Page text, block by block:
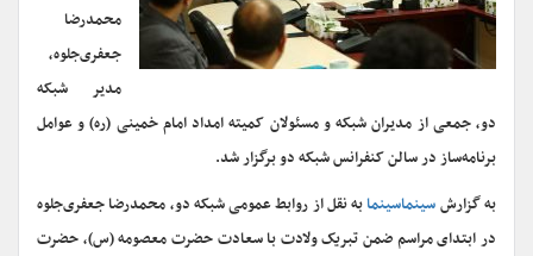
محمدرضا
جعفری‌جلوه،
مدیر شبکه
دو، جمعی از مدیران شبکه و مسئولان کمیته امداد امام خمینی (ره) و عوامل
برنامه‌ساز در سالن کنفرانس شبکه دو برگزار شد.
به گزارشسینماسینمابه نقل از روابط عمومی شبکه دو، محمدرضا جعفری‌جلوه
در ابتدای مراسم ضمن تبریک ولادت با سعادت حضرت معصومه (س)، حضرت